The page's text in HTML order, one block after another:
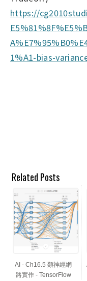
https://
1%A1-bias-
Related Posts
AI - Ch16.5 類神經網
路實作 - TensorFlow